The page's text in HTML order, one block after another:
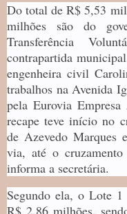
Do total de R$ 5,53
milhões são do
Transferência
contrapartida
engenheira civil
trabalhos na Avenida
pela Eurovia
recape teve início no
de Azevedo Marques
via, até o
informa a secretária.
Segundo ela, o Lote 1
R$ 2,86 milhões,